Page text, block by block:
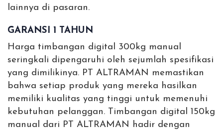
lainnya di pasaran.
GARANSI 1 TAHUN
Harga timbangan digital 300kg manual
seringkali dipengaruhi oleh sejumlah spesifikasi
yang dimilikinya. PT ALTRAMAN memastikan
bahwa setiap produk yang mereka hasilkan
memiliki kualitas yang tinggi untuk memenuhi
kebutuhan pelanggan. Timbangan digital 150kg
manual dari PT ALTRAMAN hadir dengan